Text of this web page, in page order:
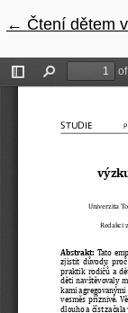
← Návrat na
Čtení dětem v rodině: